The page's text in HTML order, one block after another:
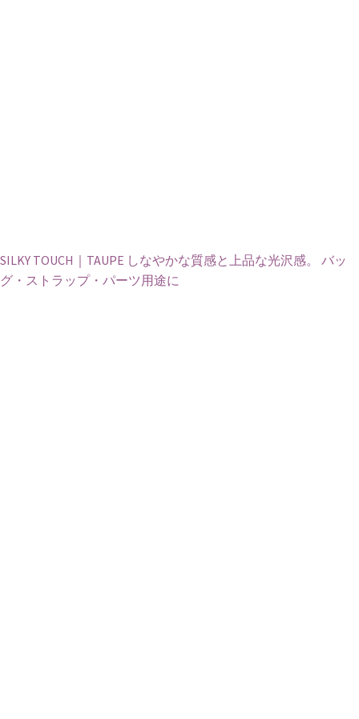
SILKY TOUCH｜TAUPE しなやかな質感と上品な光沢感。 バッ
グ・ストラップ・パーツ用途に